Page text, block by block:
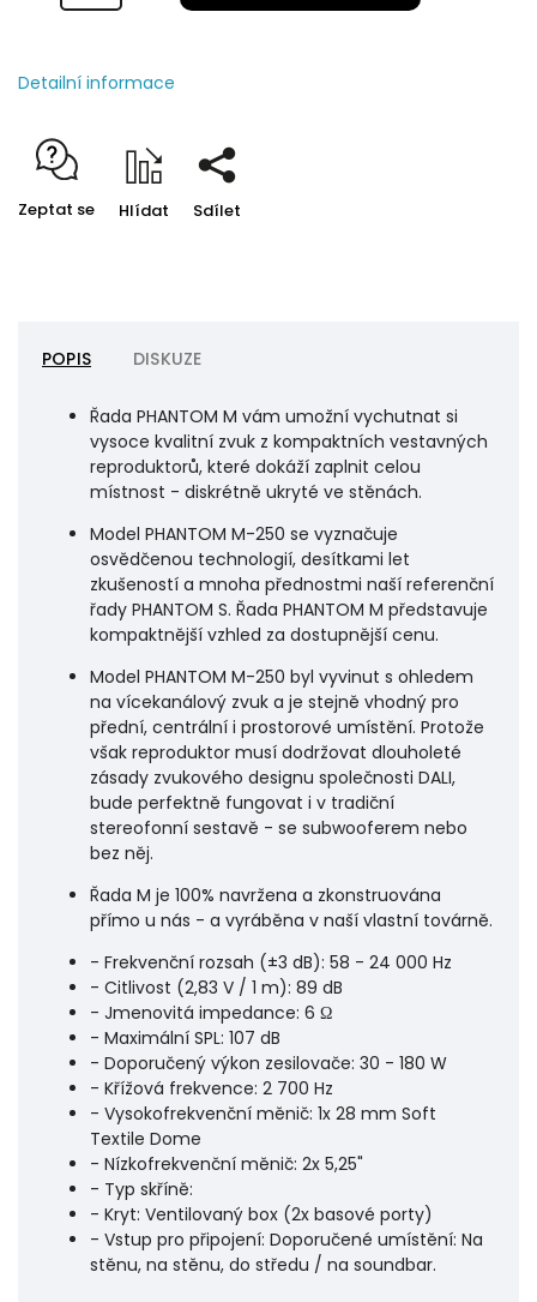
Detailní informace
Zeptat se Hlídat Sdílet
POPIS DISKUZE
Řada PHANTOM M vám umožní vychutnat si
vysoce kvalitní zvuk z kompaktních vestavných
reproduktorů, které dokáží zaplnit celou
místnost - diskrétně ukryté ve stěnách.
Model PHANTOM M-250 se vyznačuje
osvědčenou technologií, desítkami let
zkušeností a mnoha přednostmi naší referenční
řady PHANTOM S. Řada PHANTOM M představuje
kompaktnější vzhled za dostupnější cenu.
Model PHANTOM M-250 byl vyvinut s ohledem
na vícekanálový zvuk a je stejně vhodný pro
přední, centrální i prostorové umístění. Protože
však reproduktor musí dodržovat dlouholeté
zásady zvukového designu společnosti DALI,
bude perfektně fungovat i v tradiční
stereofonní sestavě - se subwooferem nebo
bez něj.
Řada M je 100% navržena a zkonstruována
přímo u nás - a vyráběna v naší vlastní továrně.
- Frekvenční rozsah (±3 dB): 58 - 24 000 Hz
- Citlivost (2,83 V / 1 m): 89 dB
- Jmenovitá impedance: 6 Ω
- Maximální SPL: 107 dB
- Doporučený výkon zesilovače: 30 - 180 W
- Křížová frekvence: 2 700 Hz
- Vysokofrekvenční měnič: 1x 28 mm Soft
Textile Dome
- Nízkofrekvenční měnič: 2x 5,25"
- Typ skříně:
- Kryt: Ventilovaný box (2x basové porty)
- Vstup pro připojení: Doporučené umístění: Na
stěnu, na stěnu, do středu / na soundbar.